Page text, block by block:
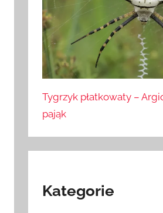
Tygrzyk płatkowaty –
pająk
Kategorie